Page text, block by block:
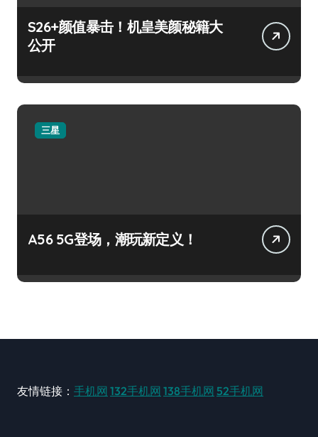
S26+颜值暴击！机皇美颜秘籍大
公开
三星
A56 5G登场，潮玩新定义！
友情链接： 手机网 132手机网 138手机网 52手机网